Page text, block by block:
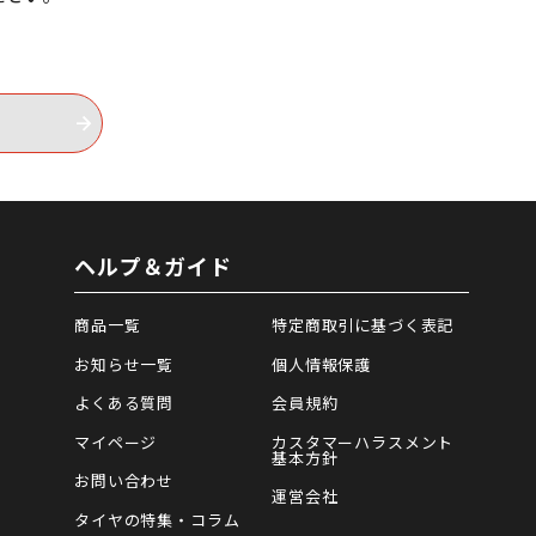
ヘルプ＆ガイド
商品一覧
お知らせ一覧
よくある質問
マイページ
お問い合わせ
タイヤの特集・コラム
特定商取引に基づく表記
個人情報保護
会員規約
カスタマーハラスメント
基本方針
運営会社